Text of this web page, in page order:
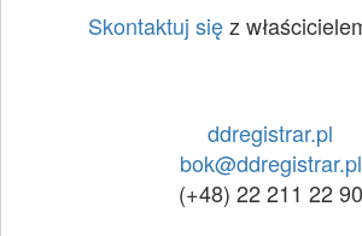
Skontaktuj sięz
ddregistrar.pl
bok@ddregistrar.pl
(+48) 22 211 22 90